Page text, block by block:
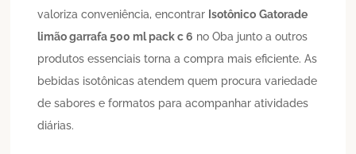
valoriza conveniência, encontrar Isotônico Gatorade
limão garrafa 500 ml pack c 6 no Oba junto a outros
produtos essenciais torna a compra mais eficiente. As
bebidas isotônicas atendem quem procura variedade
de sabores e formatos para acompanhar atividades
diárias.